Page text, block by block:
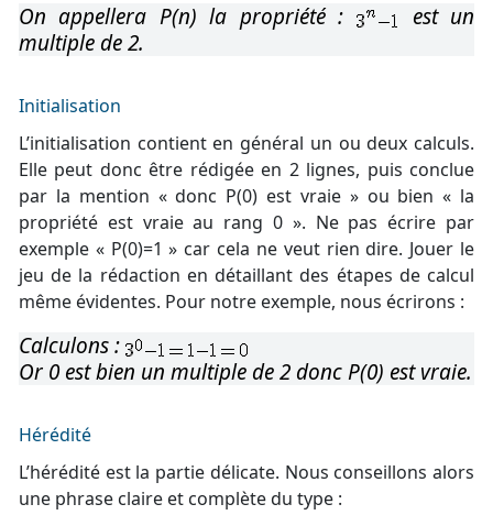
On appellera P(n) la propriété :
est un
multiple de 2.
Initialisation
L’initialisation contient en général un ou deux calculs.
Elle peut donc être rédigée en 2 lignes, puis conclue
par la mention « donc P(0) est vraie » ou bien « la
propriété est vraie au rang 0 ». Ne pas écrire par
exemple « P(0)=1 » car cela ne veut rien dire. Jouer le
jeu de la rédaction en détaillant des étapes de calcul
même évidentes. Pour notre exemple, nous écrirons :
Calculons :
Or 0 est bien un multiple de 2 donc P(0) est vraie.
Hérédité
L’hérédité est la partie délicate. Nous conseillons alors
une phrase claire et complète du type :